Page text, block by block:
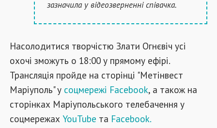
зазначила у відеозверненні співачка.
Насолодитися творчістю Злати Огнєвіч усі
охочі зможуть о 18:00 у прямому ефірі.
Трансляція пройде на сторінці "Метінвест
Маріуполь" у соцмережі Facebook, а також на
сторінках Маріупольського телебачення у
соцмережах YouTube та Facebook.